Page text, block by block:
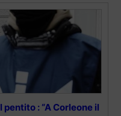
: “A Corleone il